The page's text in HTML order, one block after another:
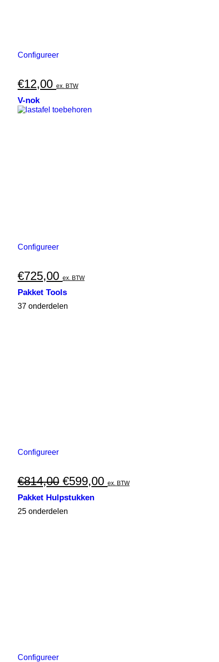
Configureer
€12,00 ex. BTW
V-nok
Configureer
€725,00 ex. BTW
Pakket Tools
37 onderdelen
Configureer
€814,00 Oorspronkelijke
prijs
was:
€599,00Huidige
ex. BTW
Pakket Hulpstukken
25 onderdelen
Configureer